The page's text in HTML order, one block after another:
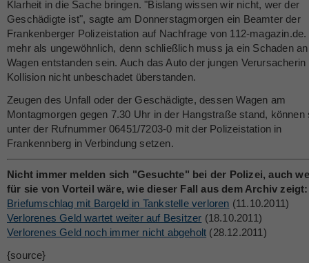
Klarheit in die Sache bringen. "Bislang wissen wir nicht, wer der
Geschädigte ist", sagte am Donnerstagmorgen ein Beamter der
Frankenberger Polizeistation auf Nachfrage von 112-
mehr als ungewöhnlich, denn schließlich muss ja ein Schaden
Wagen entstanden sein. Auch das Auto der jungen Verursacherin
Kollision nicht unbeschadet überstanden.
Zeugen des Unfall oder der Geschädigte, dessen Wagen am
Montagmorgen gegen 7.30 Uhr in der Hangstraße stand, können
unter der Rufnummer 06451/7203-0 mit der Polizeistation in
Frankennberg in Verbindung setzen.
Nicht immer melden sich "Gesuchte" bei der Polizei, auch
für sie von Vorteil wäre, wie dieser Fall aus dem Archiv zeigt:
Briefumschlag mit Bargeld in Tankstelle verloren (11.10.2011)
Verlorenes Geld wartet weiter auf Besitzer (18.10.2011)
Verlorenes Geld noch immer nicht abgeholt (28.12.2011)
{source}